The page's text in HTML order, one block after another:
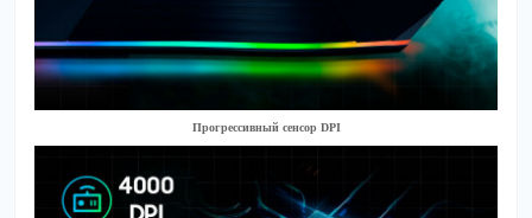
Прогрессивный сенсор DPI